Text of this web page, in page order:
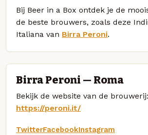
Bij Beer in a Box ontdek je de
de beste brouwers, zoals deze
Italiana van Birra Peroni.
Birra Peroni — Roma
Bekijk de website van de brouwerij:
https://peroni.it/
TwitterFacebookInstagram